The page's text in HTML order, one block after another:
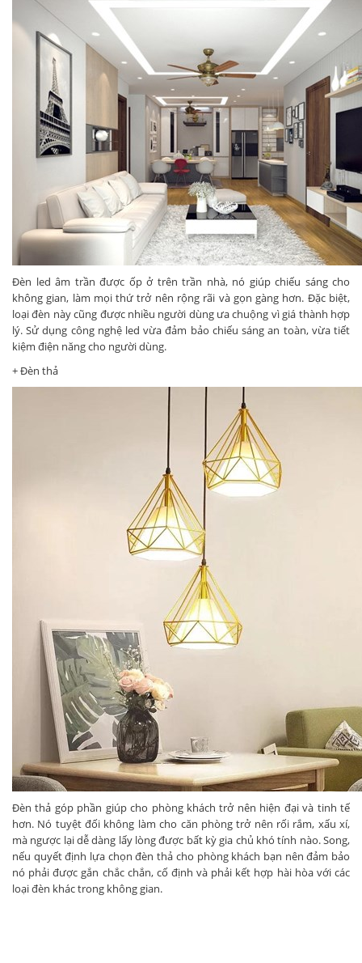
Đèn led âm trần được ốp ở trên trần nhà, nó giúp chiếu sáng cho
không gian, làm mọi thứ trở nên rộng rãi và gọn gàng hơn. Đặc biệt,
loại đèn này cũng được nhiều người dùng ưa chuộng vì giá thành hợp
lý. Sử dụng công nghệ led vừa đảm bảo chiếu sáng an toàn, vừa tiết
kiệm điện năng cho người dùng.
+ Đèn thả
Đèn thả góp phần giúp cho phòng khách trở nên hiện đại và tinh tế
hơn. Nó tuyệt đối không làm cho căn phòng trở nên rối rắm, xấu xí,
mà ngược lại dễ dàng lấy lòng được bất kỳ gia chủ khó tính nào. Song,
nếu quyết định lựa chọn đèn thả cho phòng khách bạn nên đảm bảo
nó phải được gắn chắc chắn, cố định và phải kết hợp hài hòa với các
loại đèn khác trong không gian.